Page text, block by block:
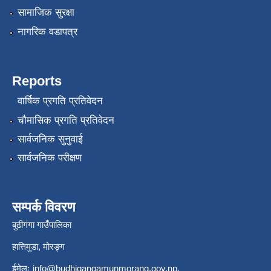
सामाजिक सुरक्षा
नागरिक वडापत्र
Reports
वार्षिक प्रगति प्रतिवेदन
चौमासिक प्रगति प्रतिवेदन
सार्वजनिक सुनुवाई
सार्वजनिक परीक्षण
सम्पर्क विवरण
बुढीगंगा गाउँपालिका
हात्तिमुडा, मोरङ्ग
ईमेलः info@budhigangamunmorang.gov.np,